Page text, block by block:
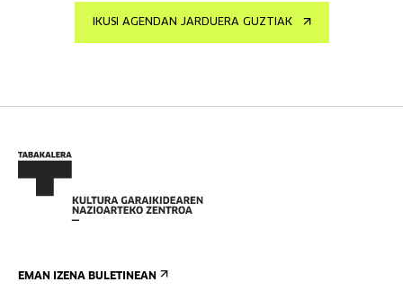
IKUSI AGENDAN JARDUERA GUZTIAK
EMAN IZENA BULETINEAN